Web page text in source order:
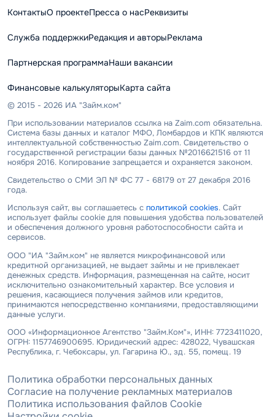
КонтактыО проектеПресса о насРеквизиты
Служба поддержкиРедакция и авторыРеклама
Партнерская программаНаши вакансии
Финансовые калькуляторыКарта сайта
© 2015 - 2026 ИА "Займ.ком"
При использовании материалов ссылка на Zaim.com обязательна.
Система базы данных и каталог МФО, Ломбардов и КПК являются
интеллектуальной собственностью Zaim.com. Свидетельство о
государственной регистрации базы данных №2016621516 от 11
ноября 2016. Копирование запрещается и охраняется законом.
Свидетельство о СМИ ЭЛ № ФС 77 - 68179 от 27 декабря 2016
года.
Используя сайт, вы соглашаетесь с политикой cookies. Сайт
использует файлы cookie для повышения удобства пользователей
и обеспечения должного уровня работоспособности сайта и
сервисов.
ООО "ИА "Займ.ком" не является микрофинансовой или
кредитной организацией, не выдает займы и не привлекает
денежных средств. Информация, размещенная на сайте, носит
исключительно ознакомительный характер. Все условия и
решения, касающиеся получения займов или кредитов,
принимаются непосредственно компаниями, предоставляющими
данные услуги.
ООО «Информационное Агентство "Займ.Ком"», ИНН: 7723411020,
ОГРН: 1157746900695. Юридический адрес: 428022, Чувашская
Республика, г. Чебоксары, ул. Гагарина Ю., зд. 55, помещ. 19
Политика обработки персональных данных
Согласие на получение рекламных материалов
Политика использования файлов Cookie